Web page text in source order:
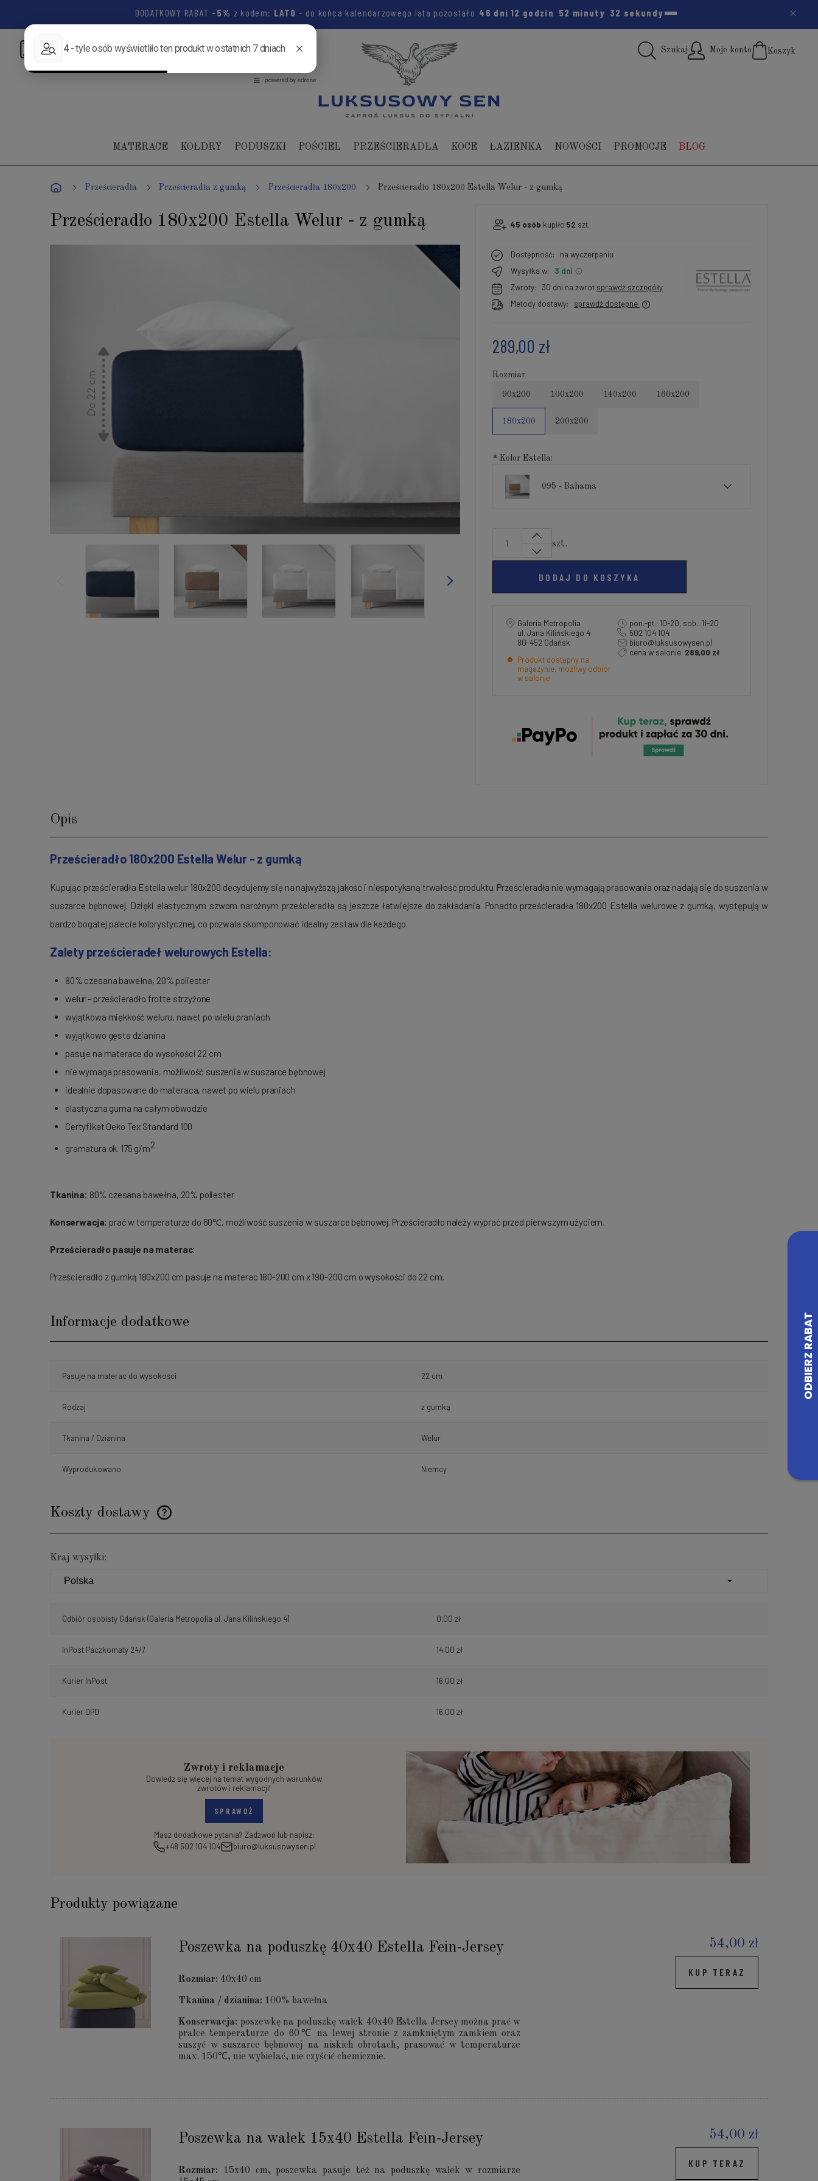
DODATKOWY RABAT-5%z kodem:LATO- do końca kalendarzowego lata pozostało46 dni 12 godzin 52 minuty 31 sekund
Napisz:biuro@luksusowysen.pl Zadzwoń:+48 502 104 104 Szukaj Moje konto Koszyk
MATERACE KOŁDRY PODUSZKI POŚCIEL PRZEŚCIERADŁA KOCE ŁAZIENKA NOWOŚCI PROMOCJE BLOG
Prześcieradła Prześcieradła z gumką Prześcieradła 180x200 Prześcieradło 180x200 Estella Welur - z gumką
Prześcieradło 180x200 Estella Welur - z gumką 45 osób kupiło 52 szt.
Dostępność:
na wyczerpaniu
Wysyłka w:
3 dni
Zwroty:
30 dni na zwrot sprawdź szczegóły
Metody dostawy:
sprawdź dostępne
289,00 zł
Rozmiar
90x200 100x200 140x200 160x200
180x200 200x200
*Kolor Estella:
095 - Bahama
szt.
DODAJ DO KOSZYKA
Galeria Metropolia
ul. Jana Kilińskiego 4
80-452 Gdańsk
Produkt dostępny na
magazynie, możliwy odbiór
w salonie
pon.-pt.: 10-20, sob.: 11-20
502 104 104
biuro@luksusowysen.pl
cena w salonie: 289,00 zł
Opis
Prześcieradło 180x200 Estella Welur - z gumką
Kupując prześcieradła Estella welur 180x200 decydujemy się na najwyższą jakość i niespotykaną trwałość produktu. Prześcieradła nie wymagają prasowania oraz nadają się do suszenia w
suszarce bębnowej. Dzięki elastycznym szwom narożnym prześcieradła są jeszcze łatwiejsze do zakładania. Ponadto prześcieradła 180x200 Estella welurowe z gumką, występują w
bardzo bogatej palecie kolorystycznej, co pozwala skomponować idealny zestaw dla każdego.
Zalety prześcieradeł welurowych Estella:
80% czesana bawełna, 20% poliester
welur - prześcieradło frotte strzyżone
wyjątkowa miękkość weluru, nawet po wielu praniach
wyjątkowo gęsta dzianina
pasuje na materace do wysokości 22 cm
nie wymaga prasowania, możliwość suszenia w suszarce bębnowej
idealnie dopasowane do materaca, nawet po wielu praniach
elastyczna guma na całym obwodzie
Certyfikat Oeko Tex Standard 100
gramatura ok. 175 g/m2
Tkanina: 80% czesana bawełna, 20% poliester
Konserwacja: prać w temperaturze do 60℃, możliwość suszenia w suszarce bębnowej. Prześcieradło należy wyprać przed pierwszym użyciem.
Prześcieradło pasuje na materac:
Prześcieradło z gumką 180x200 cm pasuje na materac 180-200 cm x 190-200 cm o wysokości do 22 cm.
Informacje dodatkowe
Pasuje na materac do wysokości 22 cm
Rodzaj z gumką
Tkanina / Dzianina Welur
Wyprodukowano Niemcy
Koszty dostawy
Kraj wysyłki:
Odbiór osobisty Gdańsk (Galeria Metropolia ul. Jana Kilińskiego 4) 0,00 zł
InPost Paczkomaty 24/7 14,00 zł
Kurier InPost 16,00 zł
Kurier DPD 16,00 zł
Zwroty i reklamacje
Dowiedz się więcej na temat wygodnych warunków
zwrotów i reklamacji!
SPRAWDŹ
Masz dodatkowe pytania? Zadzwoń lub napisz:
+48 502 104 104
biuro@luksusowysen.pl
Produkty powiązane
Poszewka na poduszkę 40x40 Estella Fein-Jersey
Rozmiar: 40x40 cm
Tkanina / dzianina: 100% bawełna
Konserwacja: poszewkę na poduszkę wałek 40x40 Estella Jersey można prać w
pralce temperaturze do 60℃ na lewej stronie z zamkniętym zamkiem oraz
suszyć w suszarce bębnowej na niskich obrotach, prasować w temperaturze
max. 150℃, nie wybielać, nie czyścić chemicznie.
54,00 zł
KUP TERAZ
Poszewka na wałek 15x40 Estella Fein-Jersey
Rozmiar: 15x40 cm, poszewka pasuje też na poduszkę wałek w rozmiarze
54,00 zł
KUP TERAZ